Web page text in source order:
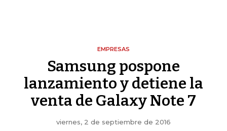
EMPRESAS
Samsung pospone
lanzamiento y detiene la
venta de Galaxy Note 7
viernes, 2 de septiembre de 2016